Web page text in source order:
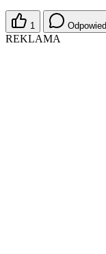
1
REKLAMA